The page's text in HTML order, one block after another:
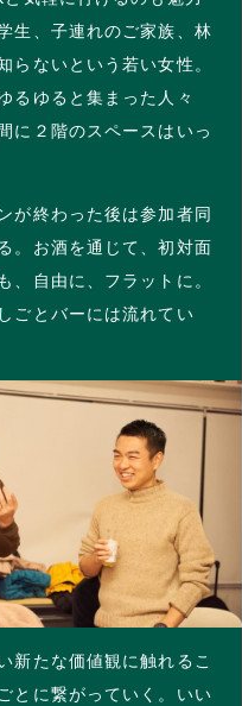
生、子連れのご家族、林
らないという若い女性。
るゆると集まった人々
に２階のスペースはいっ
が終わった後は参加者同
。お酒を通じて、初対面
、自由に、フラットに。
ごとバーには流れてい
新たな価値観に触れるこ
とに繋がっていく。いい